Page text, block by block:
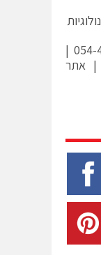
בני חנוכייב | טלפון : 054-4400519 |
אתר